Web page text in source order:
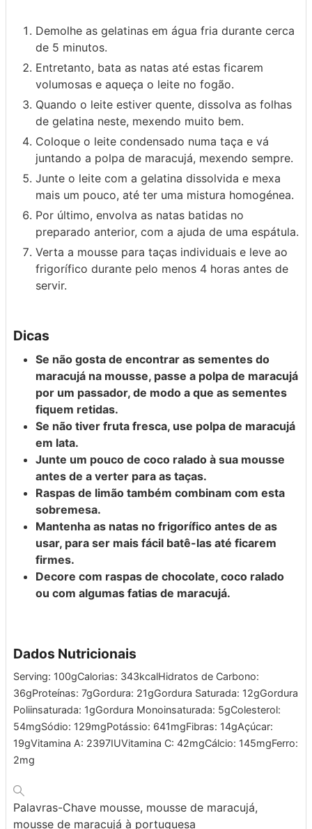
Demolhe as gelatinas em água fria durante cerca
de 5 minutos.
Entretanto, bata as natas até estas ficarem
volumosas e aqueça o leite no fogão.
Quando o leite estiver quente, dissolva as folhas
de gelatina neste, mexendo muito bem.
Coloque o leite condensado numa taça e vá
juntando a polpa de maracujá, mexendo sempre.
Junte o leite com a gelatina dissolvida e mexa
mais um pouco, até ter uma mistura homogénea.
Por último, envolva as natas batidas no
preparado anterior, com a ajuda de uma espátula.
Verta a mousse para taças individuais e leve ao
frigorífico durante pelo menos 4 horas antes de
servir.
Dicas
Se não gosta de encontrar as sementes do
maracujá na mousse, passe a polpa de maracujá
por um passador, de modo a que as sementes
fiquem retidas.
Se não tiver fruta fresca, use polpa de maracujá
em lata.
Junte um pouco de coco ralado à sua mousse
antes de a verter para as taças.
Raspas de limão também combinam com esta
sobremesa.
Mantenha as natas no frigorífico antes de as
usar, para ser mais fácil batê-las até ficarem
firmes.
Decore com raspas de chocolate, coco ralado
ou com algumas fatias de maracujá.
Dados Nutricionais
Serving: 100gCalorias: 343kcalHidratos de Carbono:
36gProteínas: 7gGordura: 21gGordura Saturada: 12gGordura
Poliinsaturada: 1gGordura Monoinsaturada: 5gColesterol:
54mgSódio: 129mgPotássio: 641mgFibras: 14gAçúcar:
19gVitamina A: 2397IUVitamina C: 42mgCálcio: 145mgFerro:
2mg
Palavras-Chave mousse, mousse de maracujá,
mousse de maracujá à portuguesa